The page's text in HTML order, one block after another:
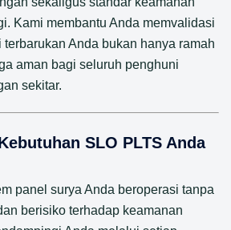
Kami membantu Anda memvalidasi
terbarukan Anda bukan hanya ramah
aman bagi seluruh penghuni
sekitar.
SLO PLTS Anda
panel surya Anda beroperasi tanpa
berisiko terhadap keamanan